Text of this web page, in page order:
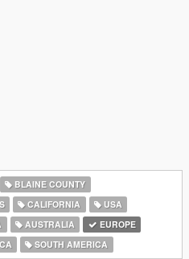
BLAINE COUNTY
CALIFORNIA
USA
AUSTRALIA
EUROPE
SOUTH AMERICA